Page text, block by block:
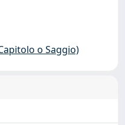
o Saggio)